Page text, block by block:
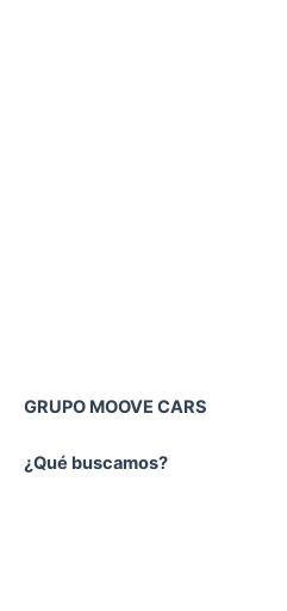
GRUPO MOOVE CARS
¿Qué buscamos?